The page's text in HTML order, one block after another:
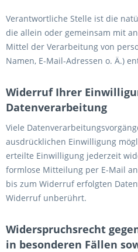
Verantwortliche Stelle ist die
die allein oder gemeinsam mit
Mittel der Verarbeitung von
Namen, E-Mail-Adressen o. Ä.)
Widerruf Ihrer
Datenverarbeitung
Viele
ausdrücklichen Einwilligung
erteilte Einwilligung jederzeit
formlose Mitteilung per E-Mail
bis zum Widerruf erfolgten
Widerruf unberührt.
Widerspruchsrecht
in besonderen Fällen